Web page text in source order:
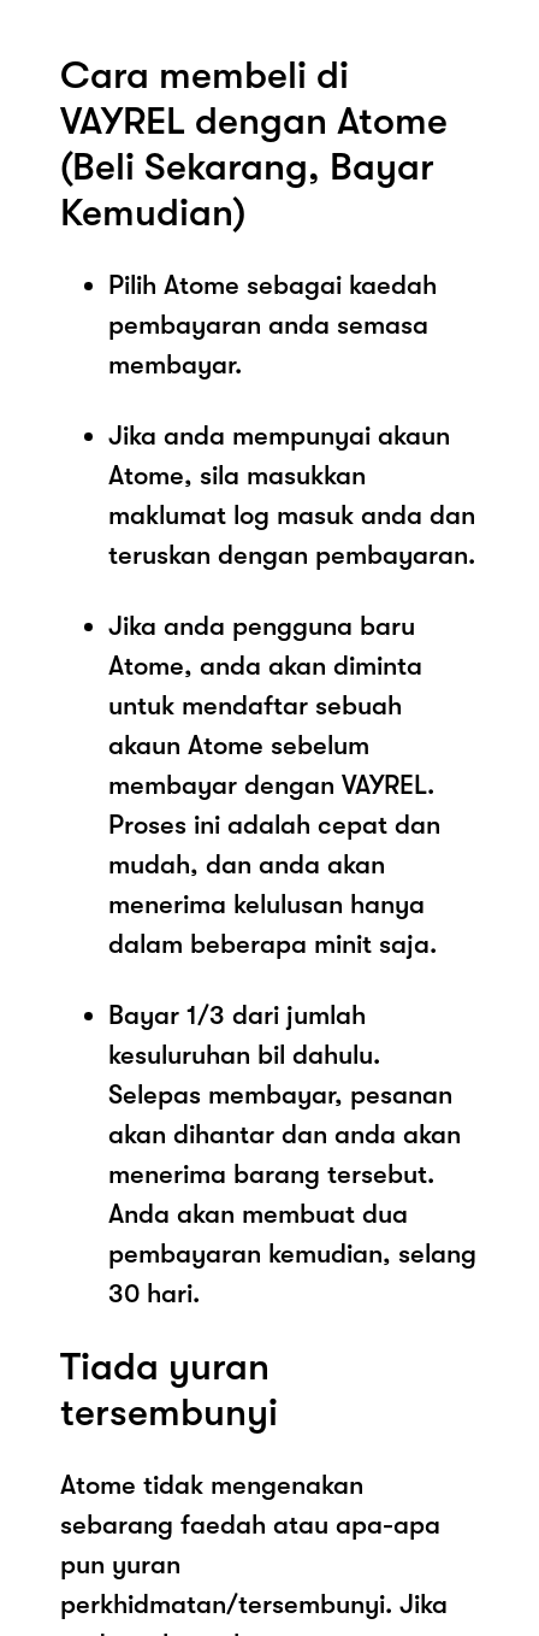
Cara membeli di
VAYREL dengan Atome
(Beli Sekarang, Bayar
Kemudian)
Pilih Atome sebagai kaedah
pembayaran anda semasa
membayar.
Jika anda mempunyai akaun
Atome, sila masukkan
maklumat log masuk anda dan
teruskan dengan pembayaran.
Jika anda pengguna baru
Atome, anda akan diminta
untuk mendaftar sebuah
akaun Atome sebelum
membayar dengan VAYREL.
Proses ini adalah cepat dan
mudah, dan anda akan
menerima kelulusan hanya
dalam beberapa minit saja.
Bayar 1/3 dari jumlah
kesuluruhan bil dahulu.
Selepas membayar, pesanan
akan dihantar dan anda akan
menerima barang tersebut.
Anda akan membuat dua
pembayaran kemudian, selang
30 hari.
Tiada yuran
tersembunyi
Atome tidak mengenakan
sebarang faedah atau apa-apa
pun yuran
perkhidmatan/tersembunyi. Jika